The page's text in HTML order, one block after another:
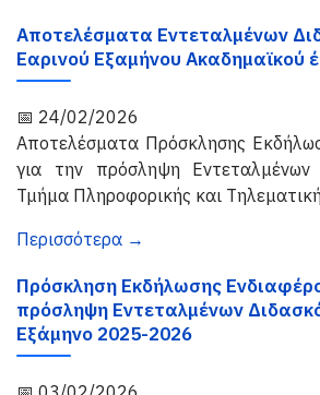
Αποτελέσματα Εντεταλμένων
Εαρινού Εξαμήνου Ακαδημαϊκού
📅 24/02/2026
Αποτελέσματα Πρόσκλησης
για την πρόσληψη Εντεταλμένων
Τμήμα Πληροφορικής και
Περισσότερα →
Πρόσκληση Εκδήλωσης
πρόσληψη Εντεταλμένων
Εξάμηνο 2025-2026